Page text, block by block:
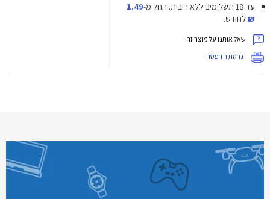
עד 18 תשלומים ללא ריבית.
החל מ-1.49
₪לחודש.
שאל אותנו על מוצר זה
גרסת הדפסה